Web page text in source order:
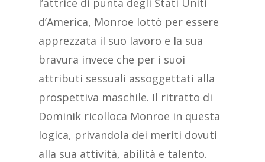
l’attrice di punta degli Stati Uniti
d’America, Monroe lottò per essere
apprezzata il suo lavoro e la sua
bravura invece che per i suoi
attributi sessuali assoggettati alla
prospettiva maschile. Il ritratto di
Dominik ricolloca Monroe in questa
logica, privandola dei meriti dovuti
alla sua attività, abilità e talento.